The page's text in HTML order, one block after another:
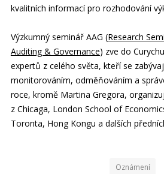
kvalitních informací pro rozhodování
Výzkumný seminář AAG (Research
Auditing & Governance) zve do
expertů z celého světa, kteří se
monitorováním, odměňováním a
roce, kromě Martina Gregora,
z Chicaga, London School of
Toronta, Hong Kongu a dalších
Oznámení